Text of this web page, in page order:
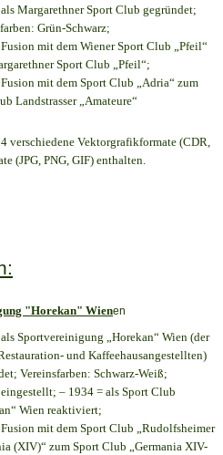
Margarethner Sport Club gegründet;
Grün-Schwarz;
mit dem Wiener Sport Club „Pfeil“
Sport Club „Pfeil“;
mit dem Sport Club „Adria“ zum
Landstrasser „Amateure“
verschiedene Vektorgrafikformate (CDR,
(JPG, PNG, GIF) enthalten.
"Horekan" Wienen
Sportvereinigung „Horekan“ Wien (der
und Kaffeehausangestellten)
Vereinsfarben: Schwarz-Weiß;
– 1934 = als Sport Club
Wien reaktiviert;
mit dem Sport Club „Rudolfsheimer
(XIV)“ zum Sport Club „Germania XIV-